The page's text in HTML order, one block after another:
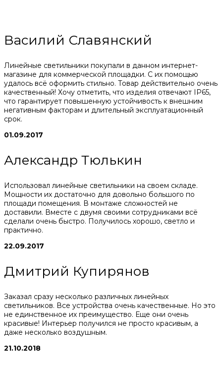
Василий Славянский
Линейные светильники покупали в данном интернет-
магазине для коммерческой площадки. С их помощью
удалось всё оформить стильно. Товар действительно очень
качественный! Хочу отметить, что изделия отвечают IP65,
что гарантирует повышенную устойчивость к внешним
негативным факторам и длительный эксплуатационный
срок.
01.09.2017
Александр Тюлькин
Использовал линейные светильники на своем складе.
Мощности их достаточно для довольно большого по
площади помещения. В монтаже сложностей не
доставили. Вместе с двумя своими сотрудниками всё
сделали очень быстро. Получилось хорошо, светло и
практично.
22.09.2017
Дмитрий Купирянов
Заказал сразу несколько различных линейных
светильников. Все устройства очень качественные. Но это
не единственное их преимущество. Еще они очень
красивые! Интерьер получился не просто красивым, а
даже несколько воздушным.
21.10.2018